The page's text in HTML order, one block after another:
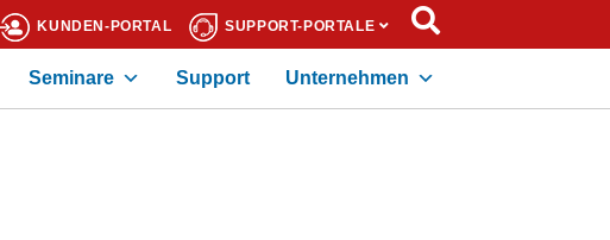
KUNDEN-PORTAL SUPPORT-PORTALE
Seminare Support Unternehmen